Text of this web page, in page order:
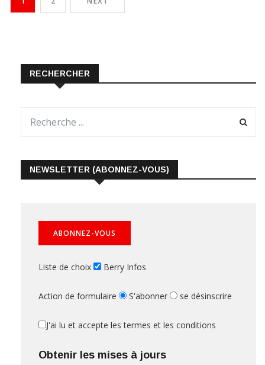
RECHERCHER
NEWSLETTER (ABONNEZ-VOUS)
Liste de choix Berry Infos
Action de formulaire S'abonner se désinscrire
J'ai lu et accepte les termes et les conditions
Obtenir les mises à jours